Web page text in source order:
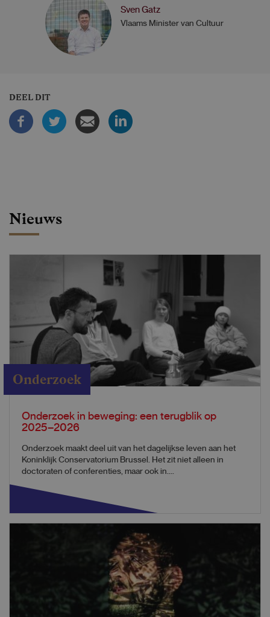
Sven Gatz
Vlaams Minister van Cultuur
DEEL DIT
Nieuws
Onderzoek
Onderzoek in beweging: een terugblik op
2025–2026
Onderzoek maakt deel uit van het dagelijkse leven aan het
Koninklijk Conservatorium Brussel. Het zit niet alleen in
doctoraten of conferenties, maar ook in....